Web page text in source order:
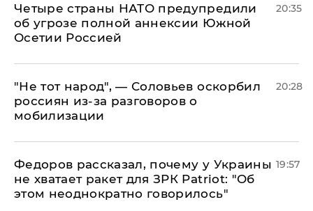
Четыре страны НАТО предупредили
об угрозе полной аннексии Южной
Осетии Россией
20:35
​"Не тот народ", — Соловьев оскорбил
россиян из-за разговоров о
мобилизации
20:28
Федоров рассказал, почему у Украины
не хватает ракет для ЗРК Patriot: "Об
этом неоднократно говорилось"
19:57